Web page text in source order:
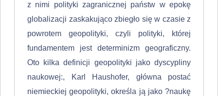
z nimi polityki zagranicznej państw w epokę
globalizacji zaskakująco zbiegło się w czasie z
powrotem geo­polityki, czyli polityki, której
fundamentem jest determinizm geogra­ficzny.
Oto kilka definicji geopolityki jako dyscypliny
naukowej:, Karl Haushofer, główna postać
niemieckiej geopo­lityki, określa ją jako ?naukę